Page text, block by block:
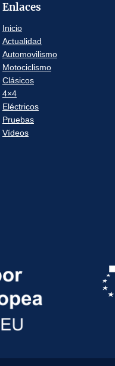
Enlaces
Inicio
Actualidad
Automovilismo
Motociclismo
Clásicos
4×4
Eléctricos
Pruebas
Vídeos